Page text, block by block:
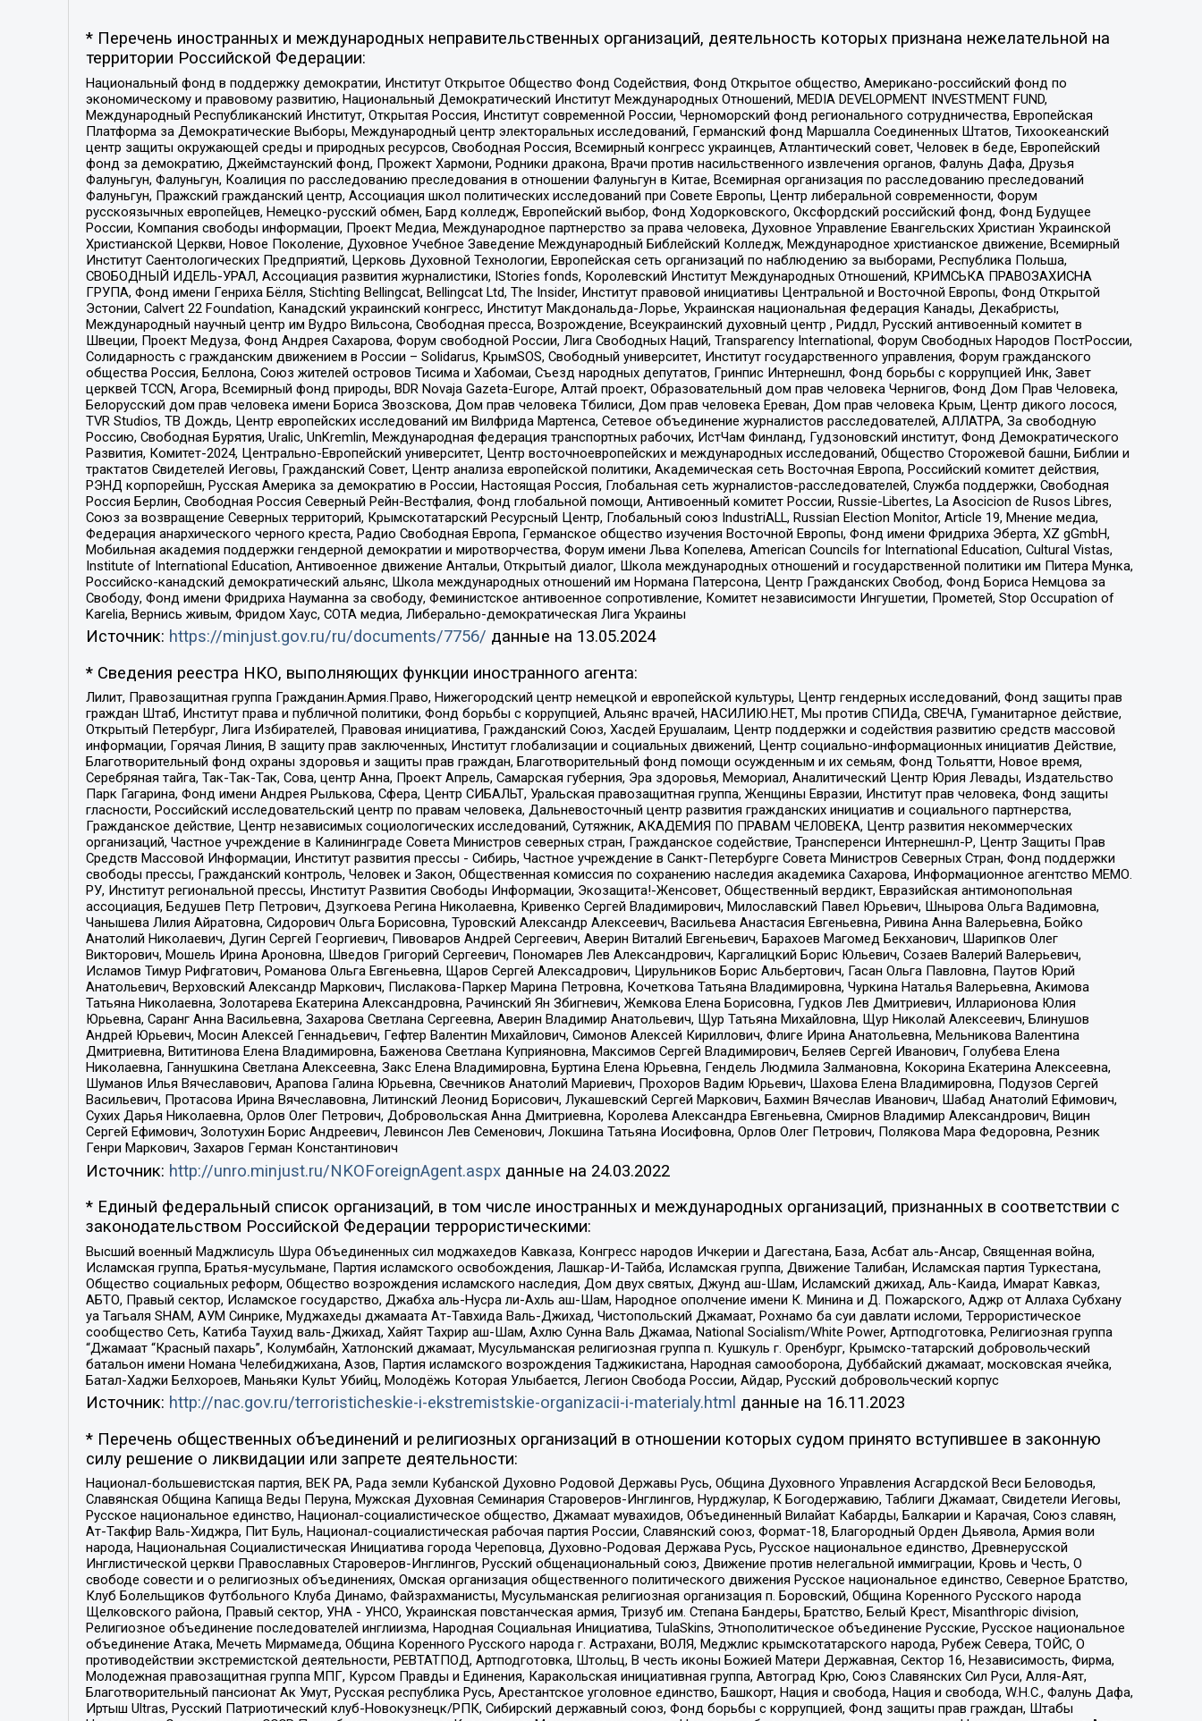
* Перечень иностранных и международных неправительственных организаций, деятельность которых признана нежелательной на
территории Российской Федерации:
Национальный фонд в поддержку демократии, Институт Открытое Общество Фонд Содействия, Фонд Открытое общество, Американо-российский фонд по
экономическому и правовому развитию, Национальный Демократический Институт Международных Отношений, MEDIA DEVELOPMENT INVESTMENT FUND,
Международный Республиканский Институт, Открытая Россия, Институт современной России, Черноморский фонд регионального сотрудничества, Европейская
Платформа за Демократические Выборы, Международный центр электоральных исследований, Германский фонд Маршалла Соединенных Штатов, Тихоокеанский
центр защиты окружающей среды и природных ресурсов, Свободная Россия, Всемирный конгресс украинцев, Атлантический совет, Человек в беде, Европейский
фонд за демократию, Джеймстаунский фонд, Прожект Хармони, Родники дракона, Врачи против насильственного извлечения органов, Фалунь Дафа, Друзья
Фалуньгун, Фалуньгун, Коалиция по расследованию преследования в отношении Фалуньгун в Китае, Всемирная организация по расследованию преследований
Фалуньгун, Пражский гражданский центр, Ассоциация школ политических исследований при Совете Европы, Центр либеральной современности, Форум
русскоязычных европейцев, Немецко-русский обмен, Бард колледж, Европейский выбор, Фонд Ходорковского, Оксфордский российский фонд, Фонд Будущее
России, Компания свободы информации, Проект Медиа, Международное партнерство за права человека, Духовное Управление Евангельских Христиан Украинской
Христианской Церкви, Новое Поколение, Духовное Учебное Заведение Международный Библейский Колледж, Международное христианское движение, Всемирный
Институт Саентологических Предприятий, Церковь Духовной Технологии, Европейская сеть организаций по наблюдению за выборами, Республика Польша,
СВОБОДНЫЙ ИДЕЛЬ-УРАЛ, Ассоциация развития журналистики, IStories fonds, Королевский Институт Международных Отношений, КРИМСЬКА ПРАВОЗАХИСНА
ГРУПА, Фонд имени Генриха Бёлля, Stichting Bellingcat, Bellingcat Ltd, The Insider, Институт правовой инициативы Центральной и Восточной Европы, Фонд Открытой
Эстонии, Calvert 22 Foundation, Канадский украинский конгресс, Институт Макдональда-Лорье, Украинская национальная федерация Канады, Декабристы,
Международный научный центр им Вудро Вильсона, Свободная пресса, Возрождение, Всеукраинский духовный центр , Риддл, Русский антивоенный комитет в
Швеции, Проект Медуза, Фонд Андрея Сахарова, Форум свободной России, Лига Свободных Наций, Transparеncy International, Форум Свободных Народов ПостРоссии,
Солидарность с гражданским движением в России – Solidarus, КрымSOS, Свободный университет, Институт государственного управления, Форум гражданского
общества Россия, Беллона, Союз жителей островов Тисима и Хабомаи, Съезд народных депутатов, Гринпис Интернешнл, Фонд борьбы с коррупцией Инк, Завет
церквей TCCN, Агора, Всемирный фонд природы, BDR Novaja Gazeta-Europe, Алтай проект, Образовательный дом прав человека Чернигов, Фонд Дом Прав Человека,
Белорусский дом прав человека имени Бориса Звозскова, Дом прав человека Тбилиси, Дом прав человека Ереван, Дом прав человека Крым, Центр дикого лосося,
TVR Studios, ТВ Дождь, Центр европейских исследований им Вилфрида Мартенса, Сетевое объединение журналистов расследователей, АЛЛАТРА, За свободную
Россию, Свободная Бурятия, Uralic, UnKremlin, Международная федерация транспортных рабочих, ИстЧам Финланд, Гудзоновский институт, Фонд Демократического
Развития, Комитет-2024, Центрально-Европейский университет, Центр восточноевропейских и международных исследований, Общество Сторожевой башни, Библии и
трактатов Свидетелей Иеговы, Гражданский Совет, Центр анализа европейской политики, Академическая сеть Восточная Европа, Российский комитет действия,
РЭНД корпорейшн, Русская Америка за демократию в России, Настоящая Россия, Глобальная сеть журналистов-расследователей, Служба поддержки, Свободная
Россия Берлин, Свободная Россия Северный Рейн-Вестфалия, Фонд глобальной помощи, Антивоенный комитет России, Russie-Libertes, La Asocicion de Rusos Libres,
Союз за возвращение Северных территорий, Крымскотатарский Ресурсный Центр, Глобальный союз IndustriALL, Russian Election Monitor, Article 19, Мнение медиа,
Федерация анархического черного креста, Радио Свободная Европа, Германское общество изучения Восточной Европы, Фонд имени Фридриха Эберта, XZ gGmbH,
Мобильная академия поддержки гендерной демократии и миротворчества, Форум имени Льва Копелева, American Councils for International Education, Cultural Vistas,
Institute of International Education, Антивоенное движение Антальи, Открытый диалог, Школа международных отношений и государственной политики им Питера Мунка,
Российско-канадский демократический альянс, Школа международных отношений им Нормана Патерсона, Центр Гражданских Свобод, Фонд Бориса Немцова за
Свободу, Фонд имени Фридриха Науманна за свободу, Феминистское антивоенное сопротивление, Комитет независимости Ингушетии, Прометей, Stop Occupation of
Karelia, Вернись живым, Фридом Хаус, СОТА медиа, Либерально-демократическая Лига Украины
Источник: https://minjust.gov.ru/ru/documents/7756/ данные на 13.05.2024
* Сведения реестра НКО, выполняющих функции иностранного агента:
Лилит, Правозащитная группа Гражданин.Армия.Право, Нижегородский центр немецкой и европейской культуры, Центр гендерных исследований, Фонд защиты прав
граждан Штаб, Институт права и публичной политики, Фонд борьбы с коррупцией, Альянс врачей, НАСИЛИЮ.НЕТ, Мы против СПИДа, СВЕЧА, Гуманитарное действие,
Открытый Петербург, Лига Избирателей, Правовая инициатива, Гражданский Союз, Хасдей Ерушалаим, Центр поддержки и содействия развитию средств массовой
информации, Горячая Линия, В защиту прав заключенных, Институт глобализации и социальных движений, Центр социально-информационных инициатив Действие,
Благотворительный фонд охраны здоровья и защиты прав граждан, Благотворительный фонд помощи осужденным и их семьям, Фонд Тольятти, Новое время,
Серебряная тайга, Так-Так-Так, Сова, центр Анна, Проект Апрель, Самарская губерния, Эра здоровья, Мемориал, Аналитический Центр Юрия Левады, Издательство
Парк Гагарина, Фонд имени Андрея Рылькова, Сфера, Центр СИБАЛЬТ, Уральская правозащитная группа, Женщины Евразии, Институт прав человека, Фонд защиты
гласности, Российский исследовательский центр по правам человека, Дальневосточный центр развития гражданских инициатив и социального партнерства,
Гражданское действие, Центр независимых социологических исследований, Сутяжник, АКАДЕМИЯ ПО ПРАВАМ ЧЕЛОВЕКА, Центр развития некоммерческих
организаций, Частное учреждение в Калининграде Совета Министров северных стран, Гражданское содействие, Трансперенси Интернешнл-Р, Центр Защиты Прав
Средств Массовой Информации, Институт развития прессы - Сибирь, Частное учреждение в Санкт-Петербурге Совета Министров Северных Стран, Фонд поддержки
свободы прессы, Гражданский контроль, Человек и Закон, Общественная комиссия по сохранению наследия академика Сахарова, Информационное агентство МЕМО.
РУ, Институт региональной прессы, Институт Развития Свободы Информации, Экозащита!-Женсовет, Общественный вердикт, Евразийская антимонопольная
ассоциация, Бедушев Петр Петрович, Дзугкоева Регина Николаевна, Кривенко Сергей Владимирович, Милославский Павел Юрьевич, Шнырова Ольга Вадимовна,
Чанышева Лилия Айратовна, Сидорович Ольга Борисовна, Туровский Александр Алексеевич, Васильева Анастасия Евгеньевна, Ривина Анна Валерьевна, Бойко
Анатолий Николаевич, Дугин Сергей Георгиевич, Пивоваров Андрей Сергеевич, Аверин Виталий Евгеньевич, Барахоев Магомед Бекханович, Шарипков Олег
Викторович, Мошель Ирина Ароновна, Шведов Григорий Сергеевич, Пономарев Лев Александрович, Каргалицкий Борис Юльевич, Созаев Валерий Валерьевич,
Исламов Тимур Рифгатович, Романова Ольга Евгеньевна, Щаров Сергей Алексадрович, Цирульников Борис Альбертович, Гасан Ольга Павловна, Паутов Юрий
Анатольевич, Верховский Александр Маркович, Пислакова-Паркер Марина Петровна, Кочеткова Татьяна Владимировна, Чуркина Наталья Валерьевна, Акимова
Татьяна Николаевна, Золотарева Екатерина Александровна, Рачинский Ян Збигневич, Жемкова Елена Борисовна, Гудков Лев Дмитриевич, Илларионова Юлия
Юрьевна, Саранг Анна Васильевна, Захарова Светлана Сергеевна, Аверин Владимир Анатольевич, Щур Татьяна Михайловна, Щур Николай Алексеевич, Блинушов
Андрей Юрьевич, Мосин Алексей Геннадьевич, Гефтер Валентин Михайлович, Симонов Алексей Кириллович, Флиге Ирина Анатольевна, Мельникова Валентина
Дмитриевна, Вититинова Елена Владимировна, Баженова Светлана Куприяновна, Максимов Сергей Владимирович, Беляев Сергей Иванович, Голубева Елена
Николаевна, Ганнушкина Светлана Алексеевна, Закс Елена Владимировна, Буртина Елена Юрьевна, Гендель Людмила Залмановна, Кокорина Екатерина Алексеевна,
Шуманов Илья Вячеславович, Арапова Галина Юрьевна, Свечников Анатолий Мариевич, Прохоров Вадим Юрьевич, Шахова Елена Владимировна, Подузов Сергей
Васильевич, Протасова Ирина Вячеславовна, Литинский Леонид Борисович, Лукашевский Сергей Маркович, Бахмин Вячеслав Иванович, Шабад Анатолий Ефимович,
Сухих Дарья Николаевна, Орлов Олег Петрович, Добровольская Анна Дмитриевна, Королева Александра Евгеньевна, Смирнов Владимир Александрович, Вицин
Сергей Ефимович, Золотухин Борис Андреевич, Левинсон Лев Семенович, Локшина Татьяна Иосифовна, Орлов Олег Петрович, Полякова Мара Федоровна, Резник
Генри Маркович, Захаров Герман Константинович
Источник: http://unro.minjust.ru/NKOForeignAgent.aspxданные на 24.03.2022
* Единый федеральный список организаций, в том числе иностранных и международных организаций, признанных в соответствии с
законодательством Российской Федерации террористическими:
Высший военный Маджлисуль Шура Объединенных сил моджахедов Кавказа, Конгресс народов Ичкерии и Дагестана, База, Асбат аль-Ансар, Священная война,
Исламская группа, Братья-мусульмане, Партия исламского освобождения, Лашкар-И-Тайба, Исламская группа, Движение Талибан, Исламская партия Туркестана,
Общество социальных реформ, Общество возрождения исламского наследия, Дом двух святых, Джунд аш-Шам, Исламский джихад, Аль-Каида, Имарат Кавказ,
АБТО, Правый сектор, Исламское государство, Джабха аль-Нусра ли-Ахль аш-Шам, Народное ополчение имени К. Минина и Д. Пожарского, Аджр от Аллаха Субхану
уа Тагьаля SHAM, АУМ Синрике, Муджахеды джамаата Ат-Тавхида Валь-Джихад, Чистопольский Джамаат, Рохнамо ба суи давлати исломи, Террористическое
сообщество Сеть, Катиба Таухид валь-Джихад, Хайят Тахрир аш-Шам, Ахлю Сунна Валь Джамаа, National Socialism/White Power, Артподготовка, Религиозная группа
“Джамаат “Красный пахарь”, Колумбайн, Хатлонский джамаат, Мусульманская религиозная группа п. Кушкуль г. Оренбург, Крымско-татарский добровольческий
батальон имени Номана Челебиджихана, Азов, Партия исламского возрождения Таджикистана, Народная самооборона, Дуббайский джамаат, московская ячейка,
Батал-Хаджи Белхороев, Маньяки Культ Убийц, Молодёжь Которая Улыбается, Легион Свобода России, Айдар, Русский добровольческий корпус
Источник: http://nac.gov.ru/terroristicheskie-i-ekstremistskie-organizacii-i-materialy.html данные на 16.11.2023
* Перечень общественных объединений и религиозных организаций в отношении которых судом принято вступившее в законную
силу решение о ликвидации или запрете деятельности:
Национал-большевистская партия, ВЕК РА, Рада земли Кубанской Духовно Родовой Державы Русь, Община Духовного Управления Асгардской Веси Беловодья,
Славянская Община Капища Веды Перуна, Мужская Духовная Семинария Староверов-Инглингов, Нурджулар, К Богодержавию, Таблиги Джамаат, Свидетели Иеговы,
Русское национальное единство, Национал-социалистическое общество, Джамаат мувахидов, Объединенный Вилайат Кабарды, Балкарии и Карачая, Союз славян,
Ат-Такфир Валь-Хиджра, Пит Буль, Национал-социалистическая рабочая партия России, Славянский союз, Формат-18, Благородный Орден Дьявола, Армия воли
народа, Национальная Социалистическая Инициатива города Череповца, Духовно-Родовая Держава Русь, Русское национальное единство, Древнерусской
Инглистической церкви Православных Староверов-Инглингов, Русский общенациональный союз, Движение против нелегальной иммиграции, Кровь и Честь, О
свободе совести и о религиозных объединениях, Омская организация общественного политического движения Русское национальное единство, Северное Братство,
Клуб Болельщиков Футбольного Клуба Динамо, Файзрахманисты, Мусульманская религиозная организация п. Боровский, Община Коренного Русского народа
Щелковского района, Правый сектор, УНА - УНСО, Украинская повстанческая армия, Тризуб им. Степана Бандеры, Братство, Белый Крест, Misanthropic division,
Религиозное объединение последователей инглиизма, Народная Социальная Инициатива, TulaSkins, Этнополитическое объединение Русские, Русское национальное
объединение Атака, Мечеть Мирмамеда, Община Коренного Русского народа г. Астрахани, ВОЛЯ, Меджлис крымскотатарского народа, Рубеж Севера, ТОЙС, О
противодействии экстремистской деятельности, РЕВТАТПОД, Артподготовка, Штольц, В честь иконы Божией Матери Державная, Сектор 16, Независимость, Фирма,
Молодежная правозащитная группа МПГ, Курсом Правды и Единения, Каракольская инициативная группа, Автоград Крю, Союз Славянских Сил Руси, Алля-Аят,
Благотворительный пансионат Ак Умут, Русская республика Русь, Арестантское уголовное единство, Башкорт, Нация и свобода, Нация и свобода, W.H.С., Фалунь Дафа,
Иртыш Ultras, Русский Патриотический клуб-Новокузнецк/РПК, Сибирский державный союз, Фонд борьбы с коррупцией, Фонд защиты прав граждан, Штабы